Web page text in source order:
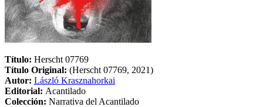
Título: Herscht 07769
Título Original: (Herscht 07769, 2021)
Autor: László Krasznahorkai
Editorial: Acantilado
Colección: Narrativa del Acantilado